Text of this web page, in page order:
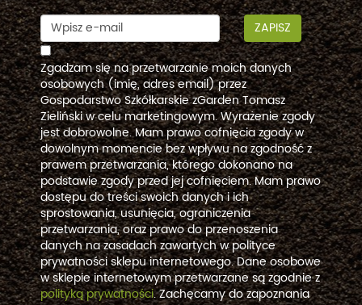
ZAPISZ
Zgadzam się na przetwarzanie moich danych
osobowych (imię, adres email) przez
Gospodarstwo Szkółkarskie zGarden Tomasz
Zieliński w celu marketingowym. Wyrażenie zgody
jest dobrowolne. Mam prawo cofnięcia zgody w
dowolnym momencie bez wpływu na zgodność z
prawem przetwarzania, którego dokonano na
podstawie zgody przed jej cofnięciem. Mam prawo
dostępu do treści swoich danych i ich
sprostowania, usunięcia, ograniczenia
przetwarzania, oraz prawo do przenoszenia
danych na zasadach zawartych w polityce
prywatności sklepu internetowego. Dane osobowe
w sklepie internetowym przetwarzane są zgodnie z
polityką prywatności. Zachęcamy do zapoznania